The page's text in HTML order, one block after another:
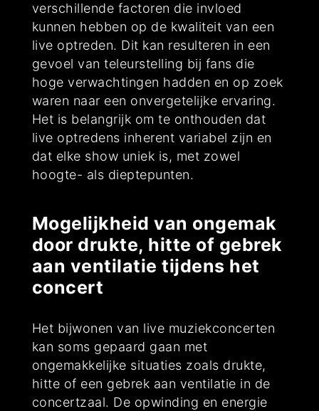
verschillende factoren die invloed
kunnen hebben op de kwaliteit van een
live optreden. Dit kan resulteren in een
gevoel van teleurstelling bij fans die
hoge verwachtingen hadden en op zoek
waren naar een onvergetelijke ervaring.
Het is belangrijk om te onthouden dat
live optredens inherent variabel zijn en
dat elke show uniek is, met zowel
hoogte- als dieptepunten.
Mogelijkheid van ongemak
door drukte, hitte of gebrek
aan ventilatie tijdens het
concert
Het bijwonen van live muziekconcerten
kan soms gepaard gaan met
ongemakkelijke situaties zoals drukte,
hitte of een gebrek aan ventilatie in de
concertzaal. De opwinding en energie